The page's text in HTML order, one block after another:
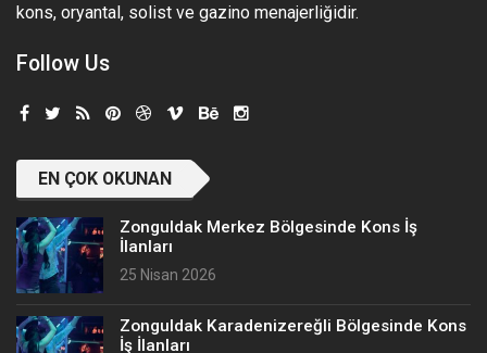
kons, oryantal, solist ve gazino menajerliğidir.
Follow Us
EN ÇOK OKUNAN
Zonguldak Merkez Bölgesinde Kons İş
İlanları
25 Nisan 2026
Zonguldak Karadenizereğli Bölgesinde Kons
İş İlanları